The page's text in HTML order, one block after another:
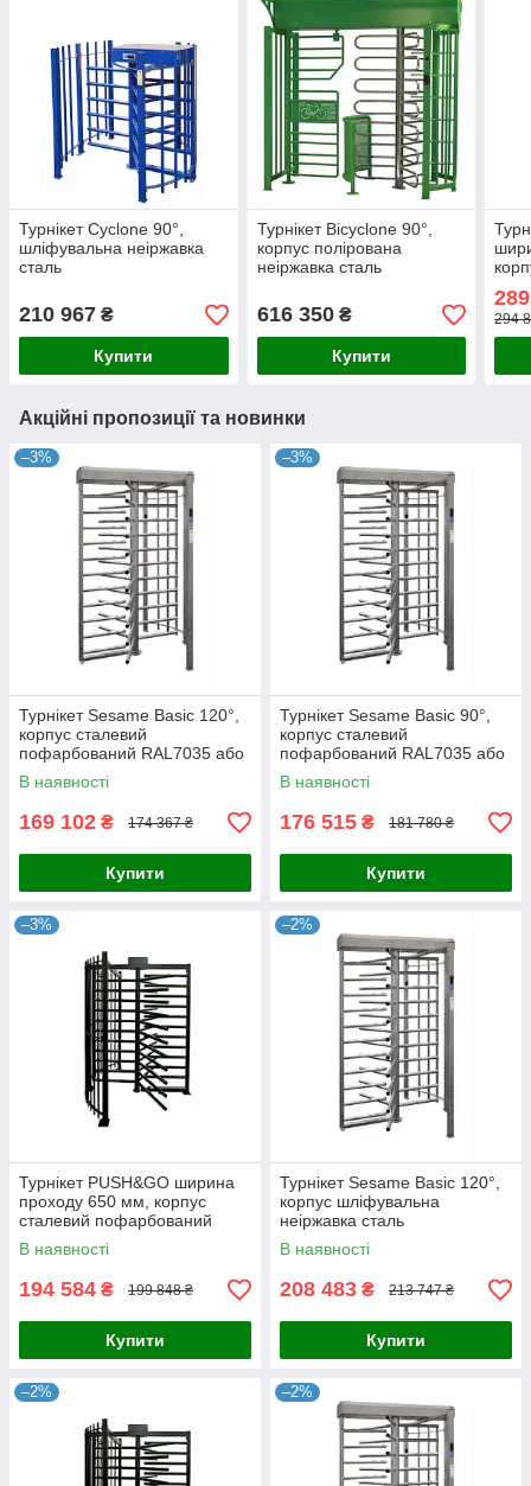
Турнікет Cyclone 90°,
шліфувальна неіржавка
сталь
210 967 ₴
Купити
Турнікет Bicyclone 90°,
корпус полірована
неіржавка сталь
616 350₴
Купити
294
Акційні пропозиції та новинки
–3%
Турнікет Sesame Basic 120°,
корпус сталевий
пофарбований RAL7035 або
RAL9005
В наявності
169 102 ₴ 174 367 ₴
Купити
–3%
Турнікет Sesame Basic 90°,
корпус сталевий
пофарбований RAL7035 або
RAL9005
В наявності
176 515 ₴ 181 780 ₴
Купити
–3%
Турнікет PUSH&GO ширина
проходу 650 мм, корпус
сталевий пофарбований
RAL7035 або RAL9005
В наявності
194 584 ₴ 199 848 ₴
Купити
–2%
Турнікет Sesame Basic 120°,
корпус шліфувальна
неіржавка сталь
В наявності
208 483 ₴ 213 747 ₴
Купити
–2% –2%